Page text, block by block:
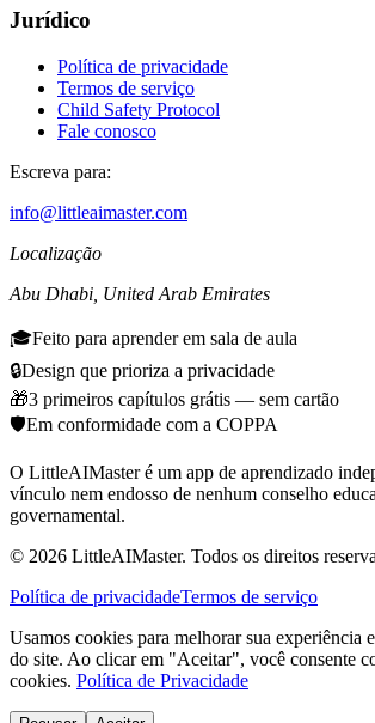
Jurídico
Política de privacidade
Termos de serviço
Child Safety Protocol
Fale conosco
Escreva para:
info@littleaimaster.com
Localização
Abu Dhabi United Arab Emirates
🎓Feito para aprender em sala de aula
🔒Design que prioriza a privacidade
🎁3 primeiros capítulos grátis — sem cartão
🛡️Em conformidade com a COPPA
O LittleAIMaster é um app de aprendizado
vínculo nem endosso de nenhum conselho
governamental.
© 2026 LittleAIMaster. Todos os direitos
Política de privacidadeTermos de serviço
Usamos cookies para melhorar sua experiência
do site. Ao clicar em "Aceitar", você consente
cookies. Política de Privacidade